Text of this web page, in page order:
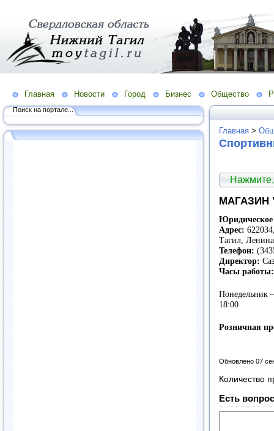
Главная Новости Город Бизнес Общество
Поиск на портале...
Главная >
МАГАЗИН
Юридическое
Адрес:
Тагил,
Телефон:
Директор:
Часы работы:
Понедельник
18:00
Розничная
Обновлено 07
Количество
Есть